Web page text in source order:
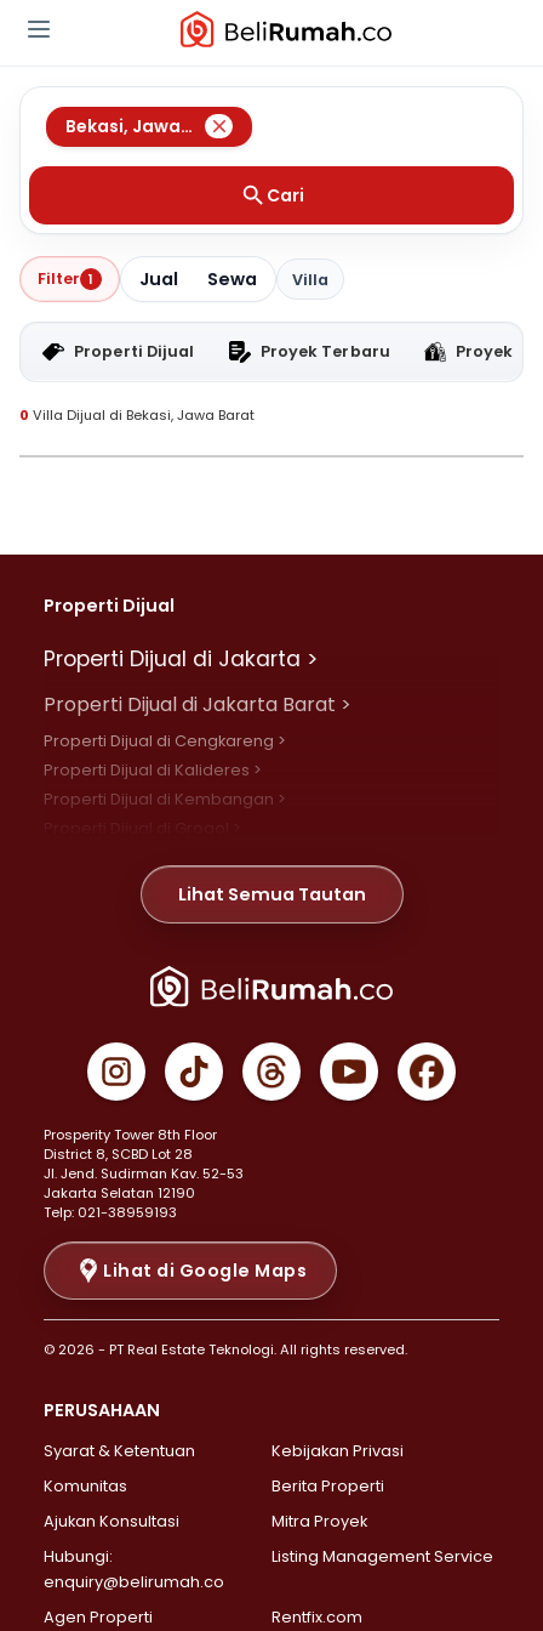
Bekasi, Jawa Barat
Cari
Filter 1 Jual Sewa Villa
Properti Dijual Proyek Terbaru Proyek
0 Villa Dijual di Bekasi, Jawa Barat
Properti Dijual
Properti Dijual di Jakarta >
Properti Dijual di Jakarta Barat >
Properti Dijual di Cengkareng >
Properti Dijual di Kalideres >
Properti Dijual di Kembangan >
Properti Dijual di Meruya >
Properti Dijual di Jelambar >
Properti Dijual di Jakarta Pusat >
Properti Dijual di Gambir >
Properti Dijual di Johar Baru >
Properti Dijual di Menteng >
Properti Dijual di Senen >
Properti Dijual di Tanah Abang >
Properti Dijual di Cikini >
Properti Dijual di Kramat >
Properti Dijual di Pasar Baru >
Properti Dijual di Bendungan Hilir >
Properti Dijual di Jakarta Selatan >
Properti Dijual di Lebak Bulus >
Properti Dijual di Gandaria Selatan >
Properti Dijual di Pondok Labu >
Properti Dijual di Lenteng Agung >
Properti Dijual di Senayan >
Properti Dijual di Pondok Pinang >
Lihat Semua Tautan
Prosperity Tower 8th Floor
District 8, SCBD Lot 28
JI. Jend. Sudirman Kav. 52-53
Jakarta Selatan 12190
Telp: 021-38959193
Lihat di Google Maps
© 2026 - PT Real Estate Teknologi. All rights reserved.
PERUSAHAAN
Syarat & Ketentuan
Kebijakan Privasi
Komunitas
Berita Properti
Ajukan Konsultasi
Mitra Proyek
Hubungi:
enquiry@belirumah.co
Listing Management Service
Agen Properti Rentfix.com